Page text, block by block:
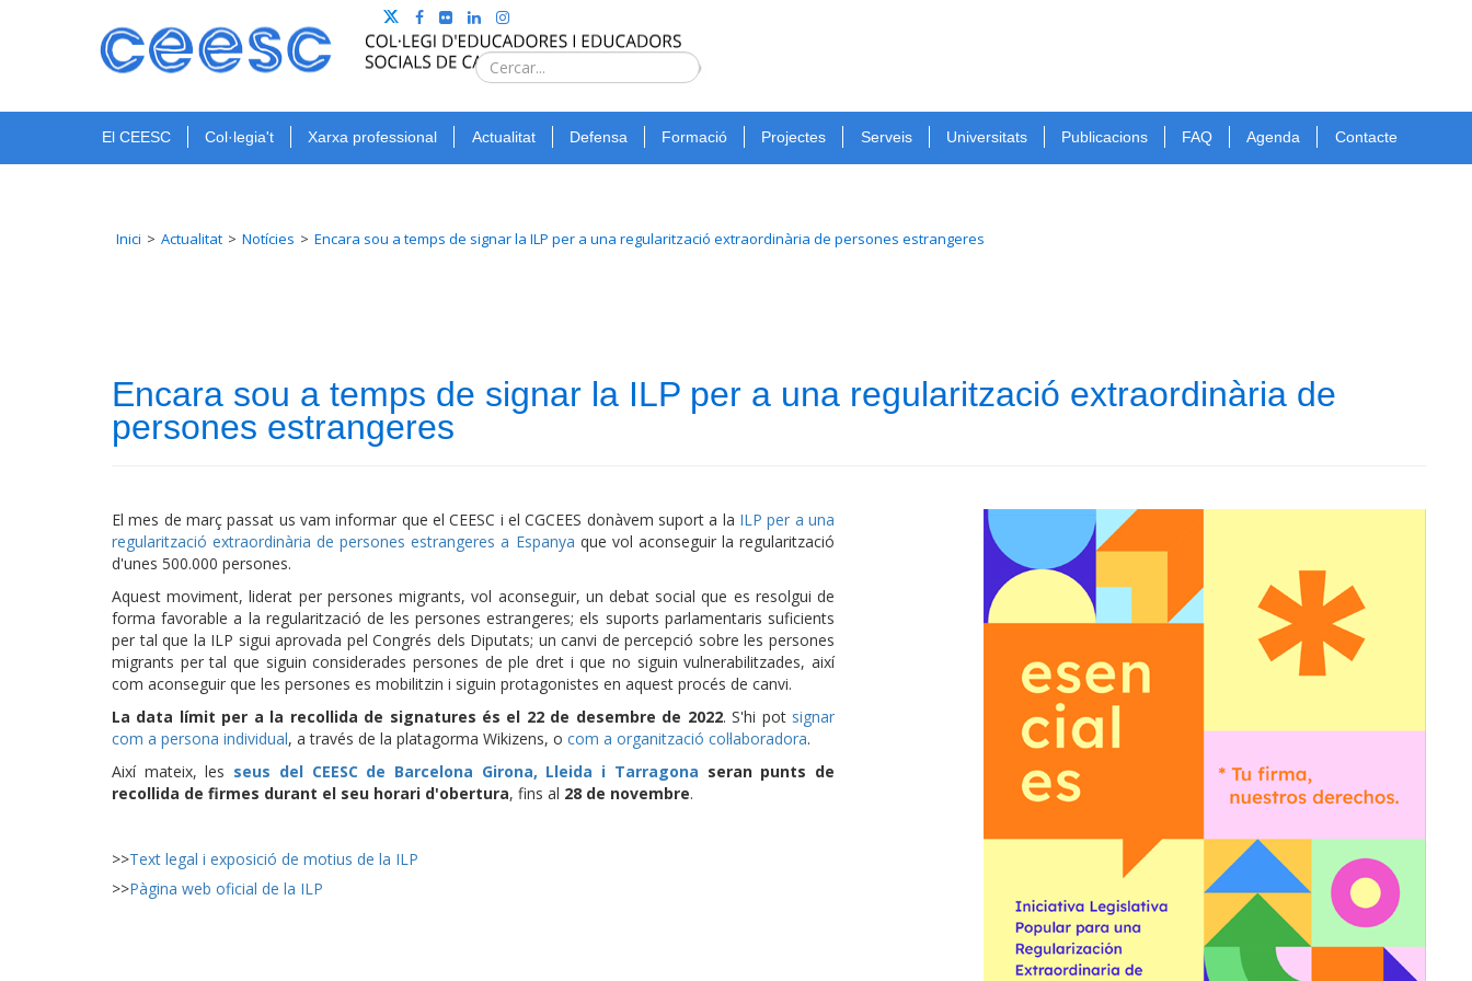
Type 2 or
for
results.
Cerca
El CEESC Col·legia't Xarxa professional Actualitat Defensa Formació Projectes Serveis Universitats Publicacions FAQ Agenda Contacte
Inici Actualitat Notícies Encara sou a temps de signar la ILP per a una regularització extraordinària de persones estrangeres
Encara sou a temps de signar la ILP per a una regularització extraordinària de
persones estrangeres
El mes de març passat us vam informar que el CEESC i el CGCEES donàvem suport a la ILP per a una
regularització extraordinària de persones estrangeres a Espanya que vol aconseguir la regularització
d'unes 500.000 persones.
Aquest moviment, liderat per persones migrants, vol aconseguir, un debat social que es resolgui de
forma favorable a la regularització de les persones estrangeres; els suports parlamentaris suficients
per tal que la ILP sigui aprovada pel Congrés dels Diputats; un canvi de percepció sobre les persones
migrants per tal que siguin considerades persones de ple dret i que no siguin vulnerabilitzades, així
com aconseguir que les persones es mobilitzin i siguin protagonistes en aquest procés de canvi.
La data límit per a la recollida de signatures és el 22 de desembre de 2022. S'hi pot signar
com a persona individual, a través de la platagorma Wikizens, o com a organització col·laboradora.
Així mateix, les seus del CEESC de Barcelona Girona, Lleida i Tarragona seran punts de
recollida de firmes durant el seu horari d'obertura, fins al 28 de novembre.
>>Text legal i exposició de motius de la ILP
>>Pàgina web oficial de la ILP